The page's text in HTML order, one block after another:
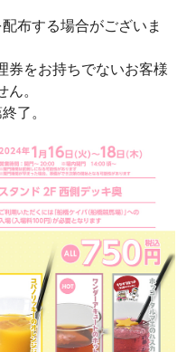
布する場合がございま
をお持ちでないお客様
。
了。